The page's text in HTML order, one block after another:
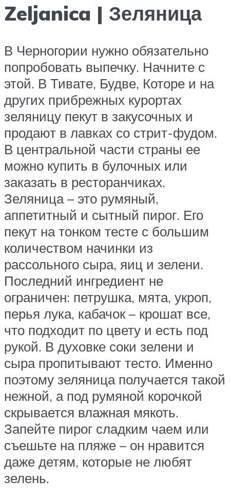
Zeljanica | Зеляница
В Черногории нужно обязательно
попробовать выпечку. Начните с
этой. В Тивате, Будве, Которе и на
других прибрежных курортах
зеляницу пекут в закусочных и
продают в лавках со стрит-фудом.
В центральной части страны ее
можно купить в булочных или
заказать в ресторанчиках.
Зеляница – это румяный,
аппетитный и сытный пирог. Его
пекут на тонком тесте с большим
количеством начинки из
рассольного сыра, яиц и зелени.
Последний ингредиент не
ограничен: петрушка, мята, укроп,
перья лука, кабачок – крошат все,
что подходит по цвету и есть под
рукой. В духовке соки зелени и
сыра пропитывают тесто. Именно
поэтому зеляница получается такой
нежной, а под румяной корочкой
скрывается влажная мякоть.
Запейте пирог сладким чаем или
съешьте на пляже – он нравится
даже детям, которые не любят
зелень.